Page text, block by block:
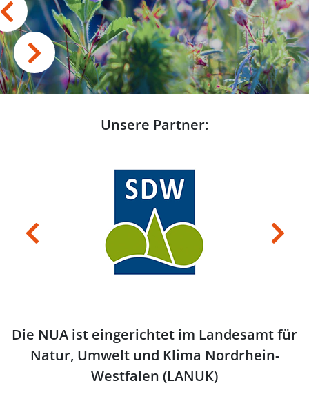
Die NUA ist eingerichtet im Landesamt für
Natur, Umwelt und Klima Nordrhein-
Westfalen (LANUK)
Unsere Partner:
Previous Next